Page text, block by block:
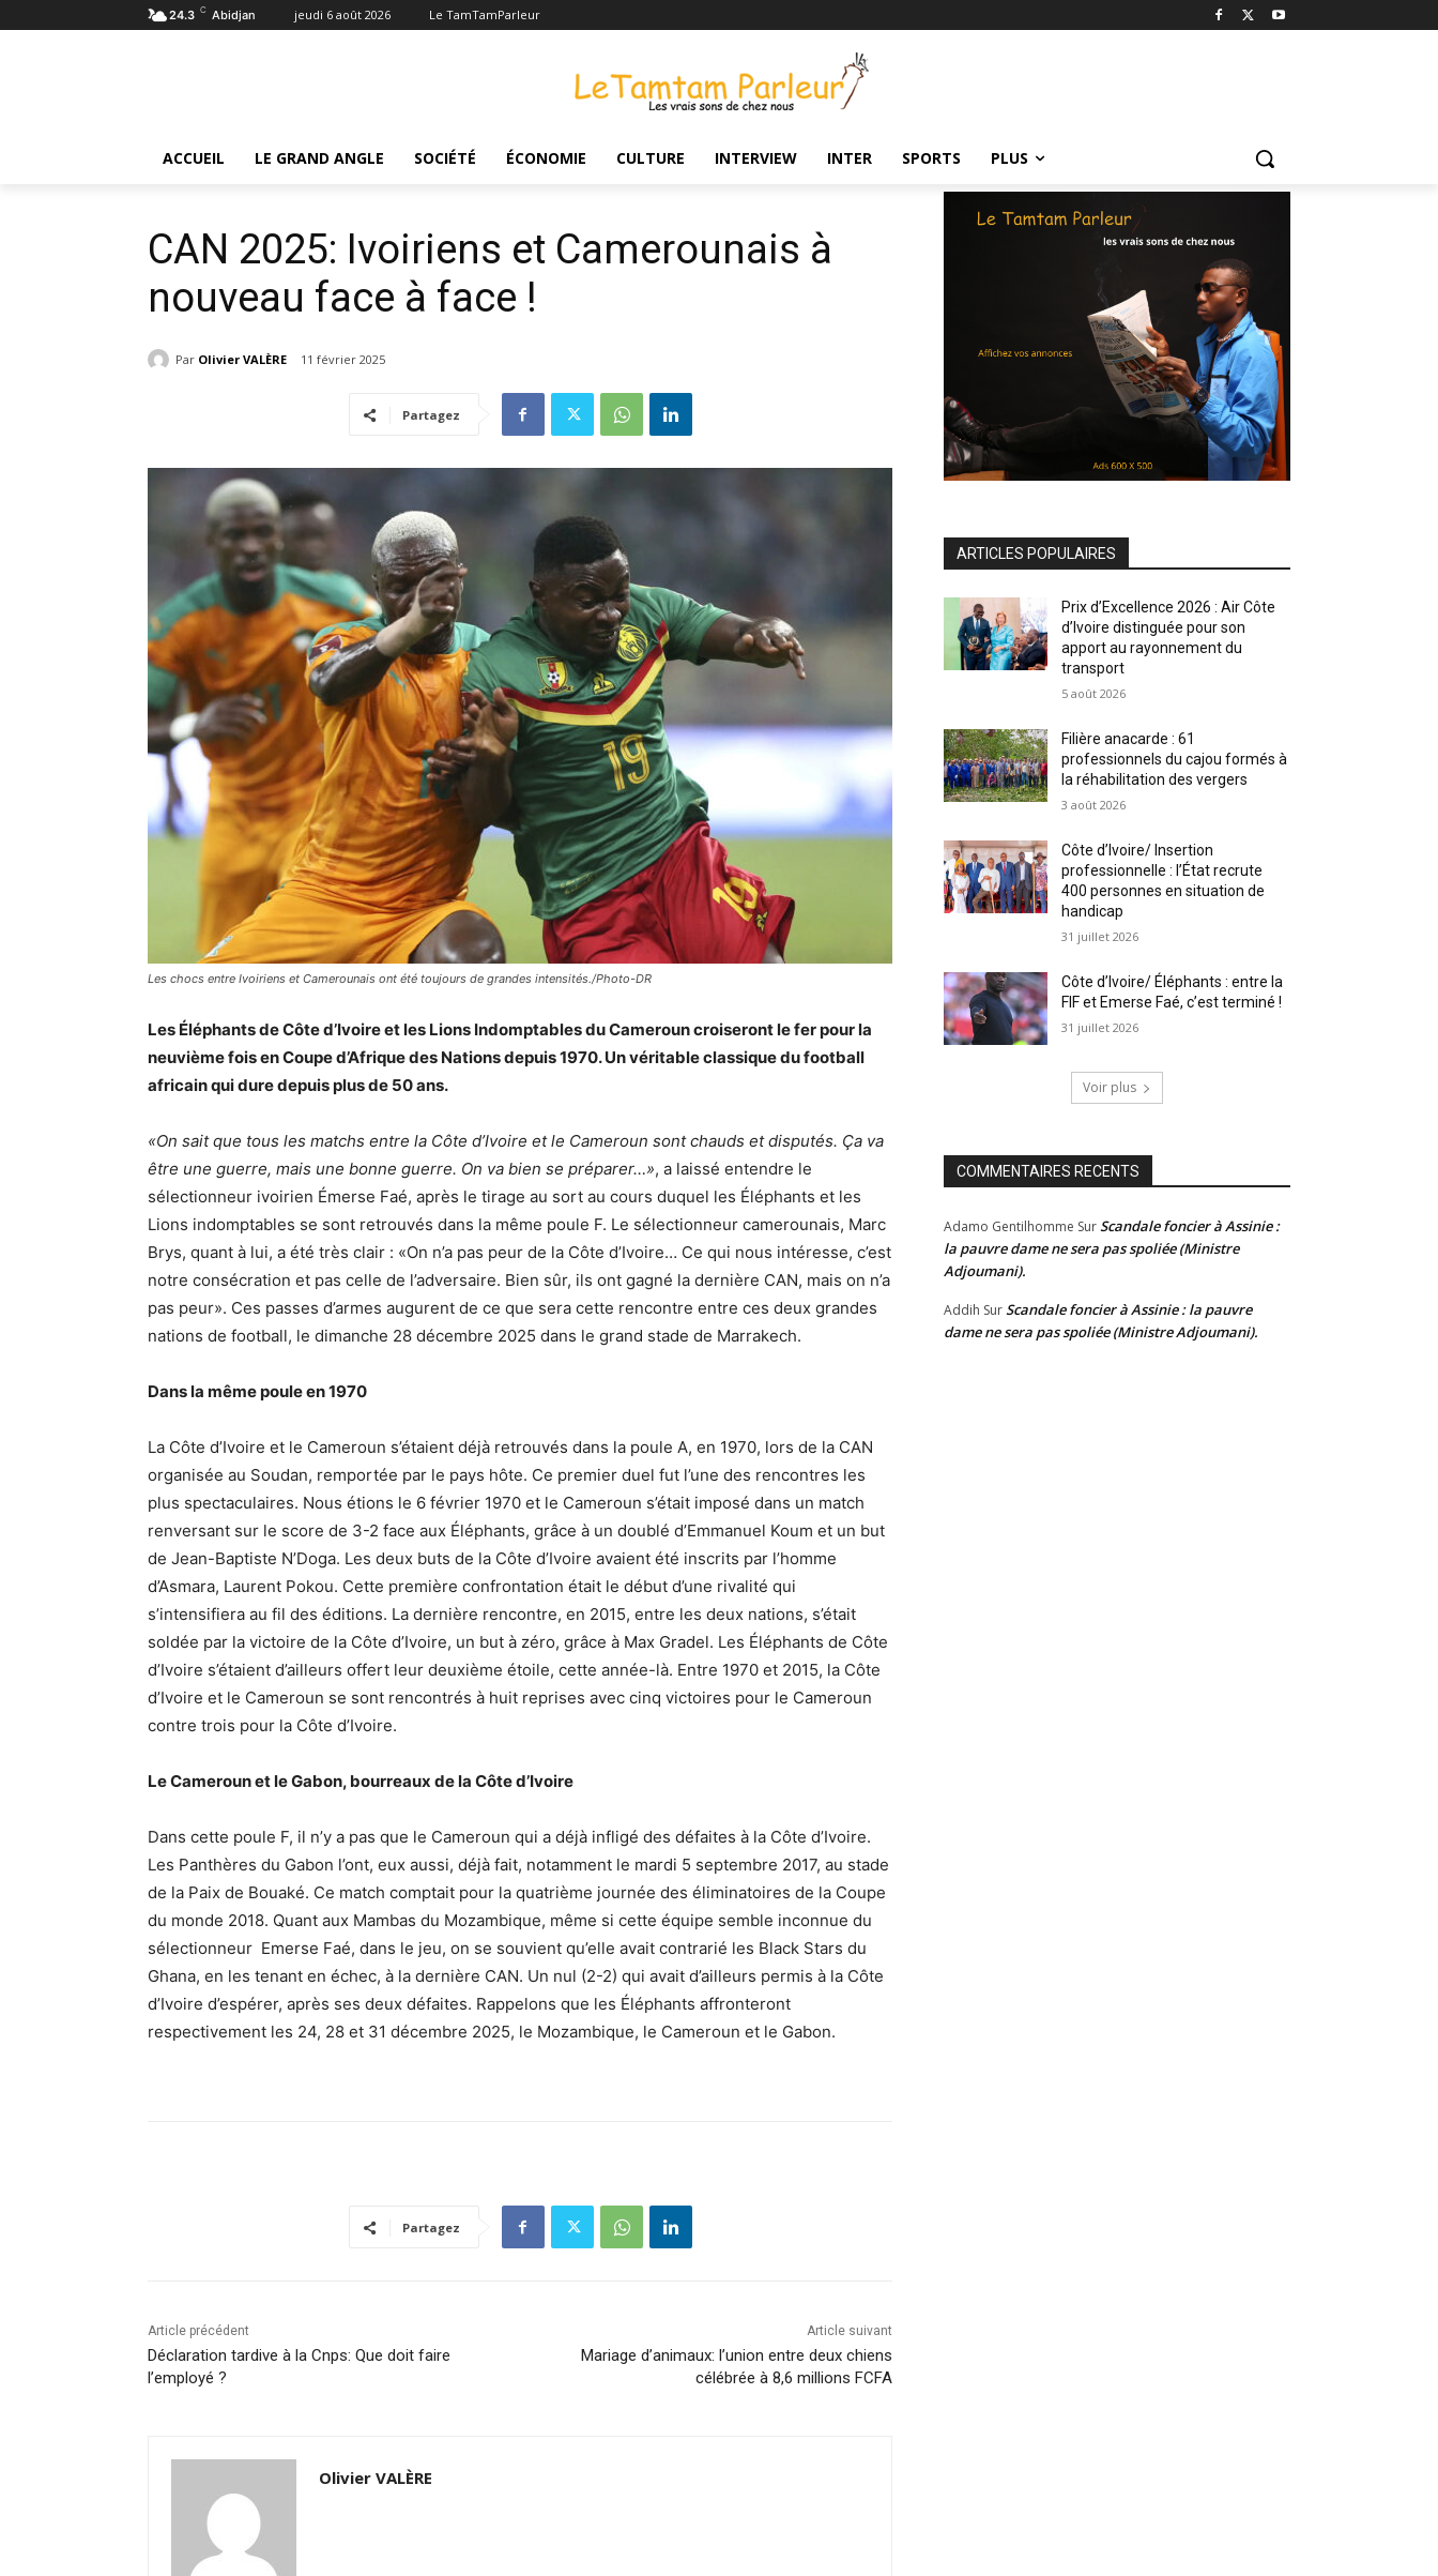
24.3 C Abidjan jeudi 6 août 2026 Le TamTamParleur
ACCUEIL LE GRAND ANGLE SOCIÉTÉ ÉCONOMIE CULTURE INTERVIEW INTER SPORTS PLUS
Accueil Sports CAN 2025: Ivoiriens et Camerounais à nouveau face à face !
CAN 2025: Ivoiriens et Camerounais à
nouveau face à face !
Par Olivier VALÈRE 11 février 2025
Partagez
Les chocs entre Ivoiriens et Camerounais ont été toujours de grandes intensités./Photo-DR
Les Éléphants de Côte d’Ivoire et les Lions Indomptables du Cameroun croiseront le fer pour la
neuvième fois en Coupe d’Afrique des Nations depuis 1970. Un véritable classique du football
africain qui dure depuis plus de 50 ans.
«On sait que tous les matchs entre la Côte d’Ivoire et le Cameroun sont chauds et disputés. Ça va
être une guerre, mais une bonne guerre. On va bien se préparer…», a laissé entendre le
sélectionneur ivoirien Émerse Faé, après le tirage au sort au cours duquel les Éléphants et les
Lions indomptables se sont retrouvés dans la même poule F. Le sélectionneur camerounais, Marc
Brys, quant à lui, a été très clair : «On n’a pas peur de la Côte d’Ivoire… Ce qui nous intéresse, c’est
notre consécration et pas celle de l’adversaire. Bien sûr, ils ont gagné la dernière CAN, mais on n’a
pas peur». Ces passes d’armes augurent de ce que sera cette rencontre entre ces deux grandes
nations de football, le dimanche 28 décembre 2025 dans le grand stade de Marrakech.
Dans la même poule en 1970
La Côte d’Ivoire et le Cameroun s’étaient déjà retrouvés dans la poule A, en 1970, lors de la CAN
organisée au Soudan, remportée par le pays hôte. Ce premier duel fut l’une des rencontres les
plus spectaculaires. Nous étions le 6 février 1970 et le Cameroun s’était imposé dans un match
renversant sur le score de 3-2 face aux Éléphants, grâce à un doublé d’Emmanuel Koum et un but
de Jean-Baptiste N’Doga. Les deux buts de la Côte d’Ivoire avaient été inscrits par l’homme
d’Asmara, Laurent Pokou. Cette première confrontation était le début d’une rivalité qui
s’intensifiera au fil des éditions. La dernière rencontre, en 2015, entre les deux nations, s’était
soldée par la victoire de la Côte d’Ivoire, un but à zéro, grâce à Max Gradel. Les Éléphants de Côte
d’Ivoire s’étaient d’ailleurs offert leur deuxième étoile, cette année-là. Entre 1970 et 2015, la Côte
d’Ivoire et le Cameroun se sont rencontrés à huit reprises avec cinq victoires pour le Cameroun
contre trois pour la Côte d’Ivoire.
Le Cameroun et le Gabon, bourreaux de la Côte d’Ivoire
Dans cette poule F, il n’y a pas que le Cameroun qui a déjà infligé des défaites à la Côte d’Ivoire.
Les Panthères du Gabon l’ont, eux aussi, déjà fait, notamment le mardi 5 septembre 2017, au stade
de la Paix de Bouaké. Ce match comptait pour la quatrième journée des éliminatoires de la Coupe
du monde 2018. Quant aux Mambas du Mozambique, même si cette équipe semble inconnue du
sélectionneur Emerse Faé, dans le jeu, on se souvient qu’elle avait contrarié les Black Stars du
Ghana, en les tenant en échec, à la dernière CAN. Un nul (2-2) qui avait d’ailleurs permis à la Côte
d’Ivoire d’espérer, après ses deux défaites. Rappelons que les Éléphants affronteront
respectivement les 24, 28 et 31 décembre 2025, le Mozambique, le Cameroun et le Gabon.
Partagez
Article précédent
Déclaration tardive à la Cnps: Que doit faire
l’employé ?
Article suivant
Mariage d’animaux: l’union entre deux chiens
célébrée à 8,6 millions FCFA
Olivier VALÈRE
ARTICLES POPULAIRES
Prix d’Excellence 2026 : Air Côte
d’Ivoire distinguée pour son
apport au rayonnement du
transport
5 août 2026
Filière anacarde : 61
professionnels du cajou formés à
la réhabilitation des vergers
3 août 2026
Côte d’Ivoire/ Insertion
professionnelle : l’État recrute
400 personnes en situation de
handicap
31 juillet 2026
Côte d’Ivoire/ Éléphants : entre la
FIF et Emerse Faé, c’est terminé !
31 juillet 2026
Voir plus
COMMENTAIRES RECENTS
Adamo Gentilhomme SurScandale foncier à Assinie :
la pauvre dame ne sera pas spoliée (Ministre
Adjoumani).
Addih SurScandale foncier à Assinie : la pauvre
dame ne sera pas spoliée (Ministre Adjoumani).